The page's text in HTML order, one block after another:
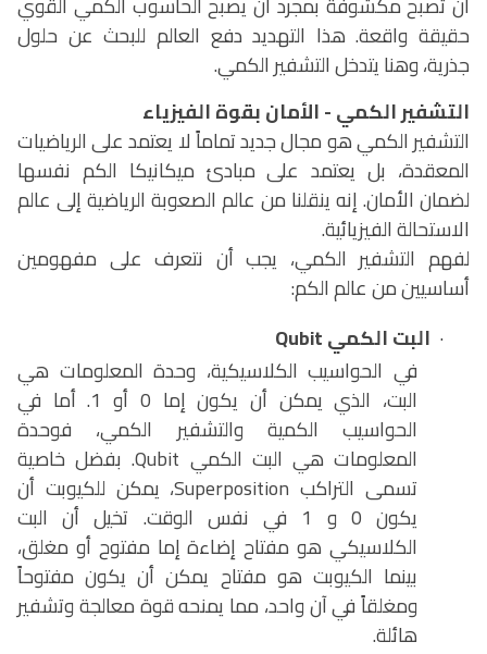
حقيقة واقعة. هذا التهديد دفع العالم للبحث عن حلول
جذرية، وهنا يتدخل التشفير الكمي.
التشفير الكمي - الأمان بقوة الفيزياء
التشفير الكمي هو مجال جديد تماماً لا يعتمد على الرياضيات
المعقدة، بل يعتمد على مبادئ ميكانيكا الكم نفسها
لضمان الأمان. إنه ينقلنا من عالم الصعوبة الرياضية إلى عالم
الاستحالة الفيزيائية.
لفهم التشفير الكمي، يجب أن نتعرف على مفهومين
أساسيين من عالم الكم:
· البت الكميQubit
في الحواسيب الكلاسيكية، وحدة المعلومات هي
البت، الذي يمكن أن يكون إما 0 أو 1. أما في
الحواسيب الكمية والتشفير الكمي، فوحدة
المعلومات هي البت الكمي Qubit. بفضل خاصية
تسمى التراكب Superposition، يمكن للكيوبت أن
يكون 0 و 1 في نفس الوقت. تخيل أن البت
الكلاسيكي هو مفتاح إضاءة إما مفتوح أو مغلق،
بينما الكيوبت هو مفتاح يمكن أن يكون مفتوحاً
ومغلقاً في آن واحد، مما يمنحه قوة معالجة وتشفير
هائلة.